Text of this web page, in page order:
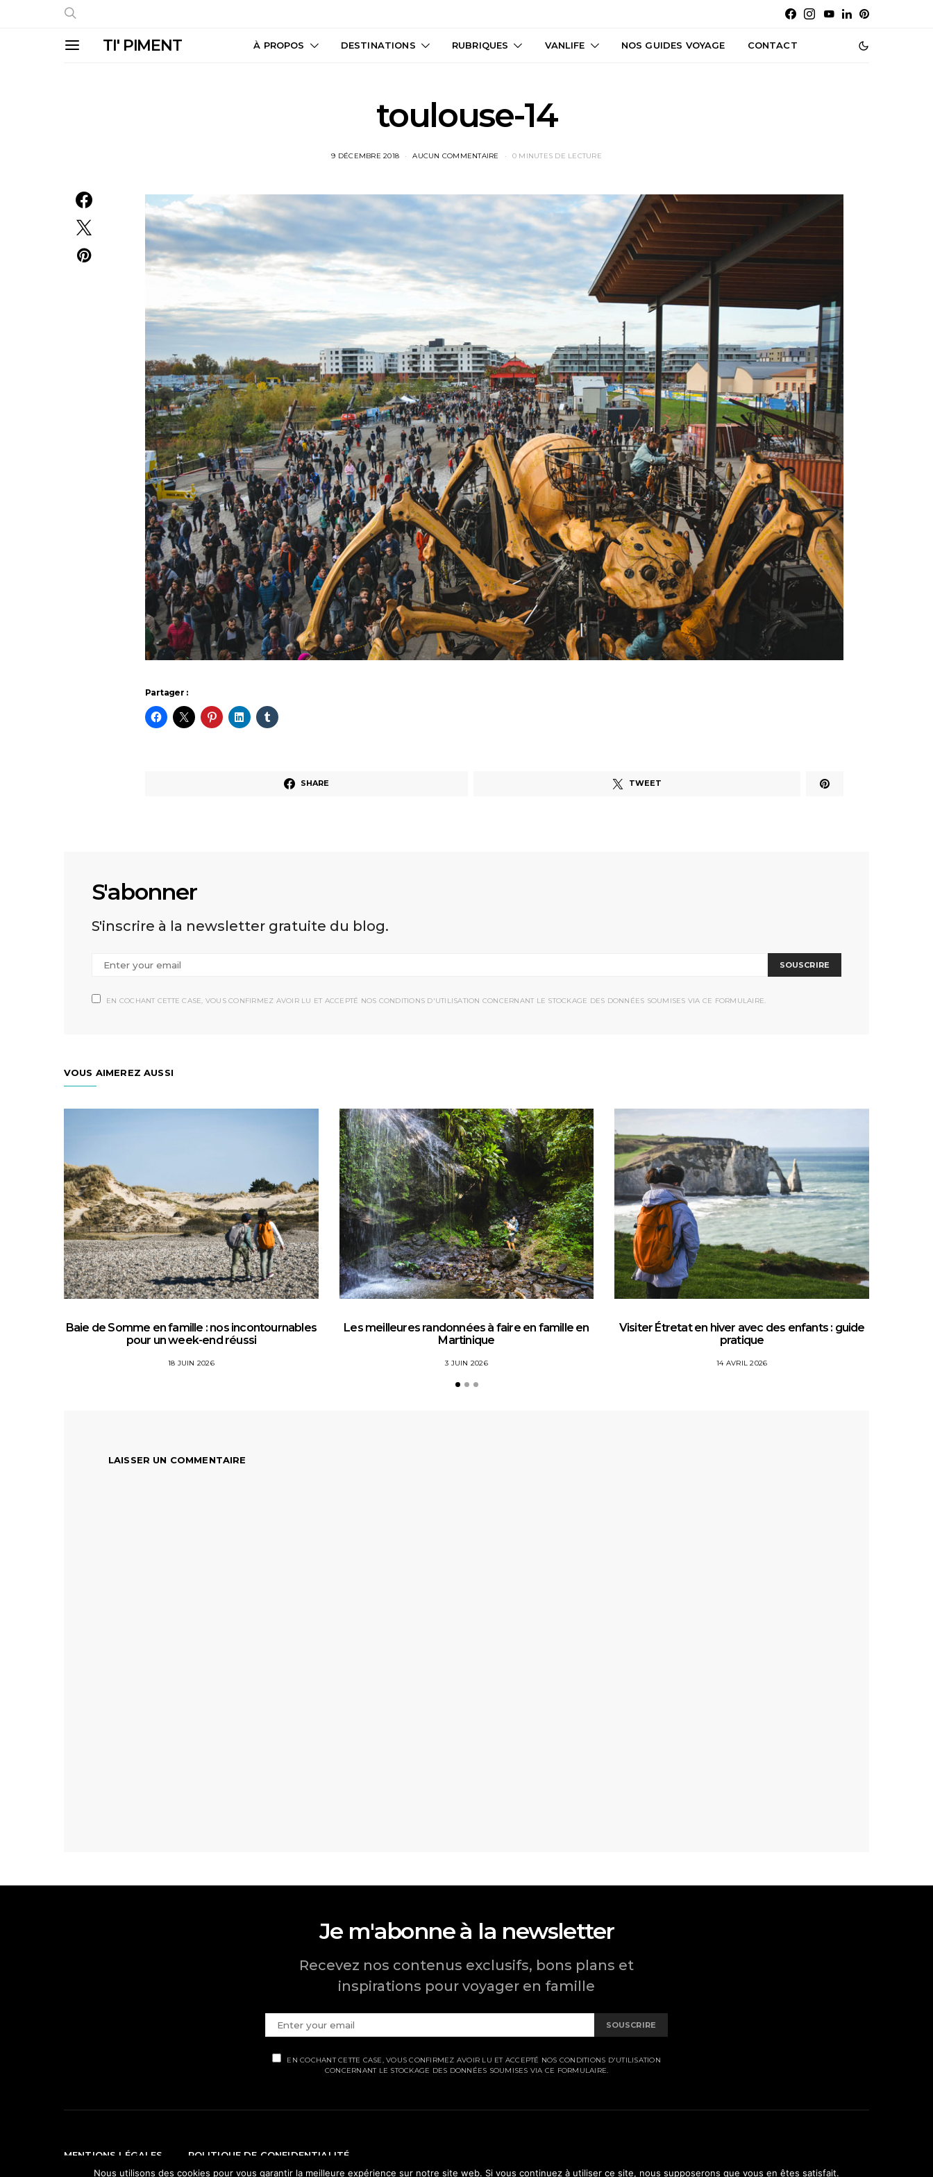
TI' PIMENT À PROPOS DESTINATIONS RUBRIQUES VANLIFE NOS GUIDES VOYAGE CONTACT
toulouse-14
9 DÉCEMBRE 2018 AUCUN COMMENTAIRE 0 MINUTES DE LECTURE
Partager :
SHARE TWEET
S'abonner
S'inscrire à la newsletter gratuite du blog.
SOUSCRIRE
EN COCHANT CETTE CASE, VOUS CONFIRMEZ AVOIR LU ET ACCEPTÉ NOS CONDITIONS D'UTILISATION CONCERNANT LE STOCKAGE DES DONNÉES SOUMISES VIA CE FORMULAIRE.
VOUS AIMEREZ AUSSI
Baie de Somme en famille : nos incontournables
pour un week-end réussi
18 JUIN 2026
Les meilleures randonnées à faire en famille en
Martinique
3 JUIN 2026
Visiter Étretat en hiver avec des enfants : guide
pratique
14 AVRIL 2026
LAISSER UN COMMENTAIRE
Je m'abonne à la newsletter
Recevez nos contenus exclusifs, bons plans et
inspirations pour voyager en famille
SOUSCRIRE
EN COCHANT CETTE CASE, VOUS CONFIRMEZ AVOIR LU ET ACCEPTÉ NOS CONDITIONS D'UTILISATION
CONCERNANT LE STOCKAGE DES DONNÉES SOUMISES VIA CE FORMULAIRE.
MENTIONS LÉGALES POLITIQUE DE CONFIDENTIALITÉ
Nous utilisons des cookies pour vous garantir la meilleure expérience sur notre site web. Si vous continuez à utiliser ce site, nous supposerons que vous en êtes satisfait.